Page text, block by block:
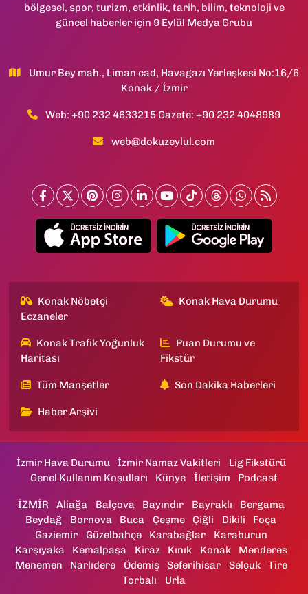
bölgesel, spor, turizm, etkinlik, tarih, bilim, teknoloji ve
güncel haberler için 9 Eylül Medya Grubu
Umur Bey mah., Liman cad, Havagazı Yerleşkesi No:16/6
Konak / İzmir
Web: +90 232 4633215 Gazete: +90 232 4048989
web@dokuzeylul.com
Konak Nöbetçi
Eczaneler
Konak Hava Durumu
Konak Trafik Yoğunluk
Haritası
Puan Durumu ve
Fikstür
Tüm Manşetler Son Dakika Haberleri
Haber Arşivi
İzmir Hava Durumu İzmir Namaz Vakitleri
Lig Fikstürü
Genel Kullanım Koşulları
Künye İletişim Podcast
İZMİR Aliağa Balçova Bayındır Bayraklı
Bergama
Beydağ
Bornova Buca Çeşme Çiğli Dikili
Foça
Gaziemir
Güzelbahçe Karabağlar
Karaburun
Karşıyaka
Kemalpaşa Kiraz Kınık Konak
Menderes
Menemen
Narlıdere Ödemiş Seferihisar Selçuk
Tire
Torbalı
Urla